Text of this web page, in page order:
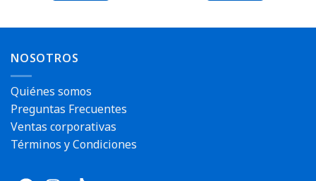
NOSOTROS
Quiénes somos
Preguntas Frecuentes
Ventas corporativas
Términos y Condiciones